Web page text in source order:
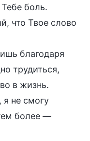
боль.
что Твое слово
благодаря
трудиться,
в жизнь.
я не смогу
более —